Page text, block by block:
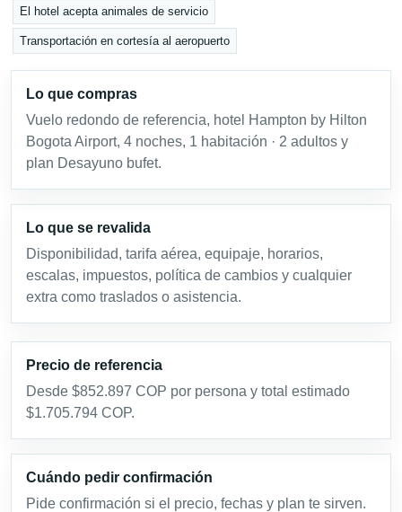
El hotel acepta animales de servicio
Transportación en cortesía al aeropuerto
Lo que compras
Vuelo redondo de referencia, hotel Hampton by Hilton
Bogota Airport, 4 noches, 1 habitación · 2 adultos y
plan Desayuno bufet.
Lo que se revalida
Disponibilidad, tarifa aérea, equipaje, horarios,
escalas, impuestos, política de cambios y cualquier
extra como traslados o asistencia.
Precio de referencia
Desde $852.897 COP por persona y total estimado
$1.705.794 COP.
Cuándo pedir confirmación
Pide confirmación si el precio, fechas y plan te sirven.